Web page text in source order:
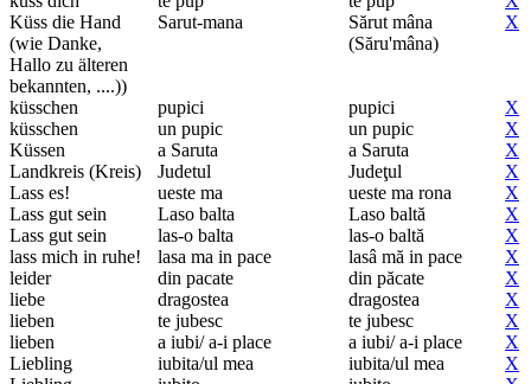
Küss die Hand
(wie Danke,
Hallo zu älteren
bekannten, ....))
Sarut-mana
Sărut mâna
(Săru'mâna)
X
küsschen pupici pupici
X
küsschen
un pupic un pupic
X
Küssen
a Saruta a Saruta
X
Landkreis (Kreis)
Judetul Judeţul
X
Lass es!
ueste ma ueste ma rona
X
Lass gut sein
Laso balta Laso baltă
X
Lass gut sein
las-o balta las-o baltă
X
lass mich in ruhe!
lasa ma in pace lasâ mă in pace
X
leider
din pacate din păcate
X
liebe
dragostea dragostea
X
lieben
te jubesc te jubesc
X
lieben
a iubi/ a-i place a iubi/ a-i place
X
Liebling
iubita/ul mea iubita/ul mea
X